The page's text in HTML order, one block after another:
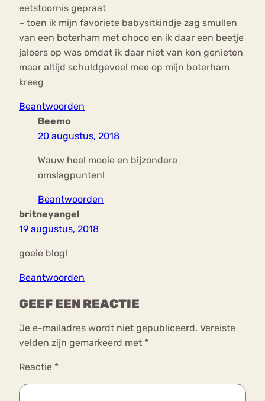
eetstoornis gepraat
– toen ik mijn favoriete babysitkindje zag smullen
van een boterham met choco en ik daar een beetje
jaloers op was omdat ik daar niet van kon genieten
maar altijd schuldgevoel mee op mijn boterham
kreeg
Beantwoorden
Beemo
20 augustus, 2018
Wauw heel mooie en bijzondere
omslagpunten!
Beantwoorden
britneyangel
19 augustus, 2018
goeie blog!
Beantwoorden
GEEF EEN REACTIE
Je e-mailadres wordt niet gepubliceerd. Vereiste
velden zijn gemarkeerd met *
Reactie *